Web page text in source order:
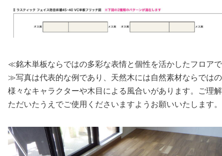
≪銘木単板ならではの多彩な表情と個性を活かしたフロア
≫写真は代表的な例であり、天然木には自然素材ならではの
様々なキャラクターや木目による風合いがあります。ご理
ただいたうえでご使用くださいますようお願いいたします。